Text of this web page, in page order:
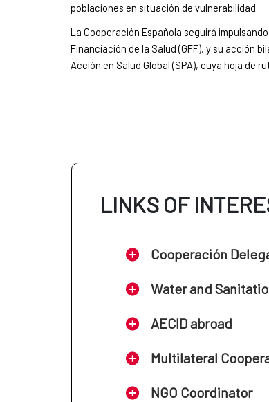
poblaciones en situación de vulnerabilidad.
La Cooperación Española seguirá
Financiación de la Salud (GFF), y su acción
Acción en Salud Global (SPA), cuya hoja de
LINKS OF
Cooperación
Water and
AECID abroad
Multilateral
NGO Coordinator